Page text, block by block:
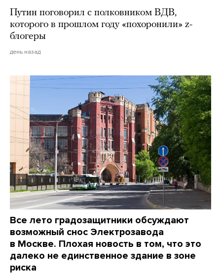
Путин поговорил с полковником ВДВ,
которого в прошлом году «похоронили» z-
блогеры
день назад
Все лето градозащитники обсуждают
возможный снос Электрозавода
в Москве. Плохая новость в том, что это
далеко не единственное здание в зоне
риска